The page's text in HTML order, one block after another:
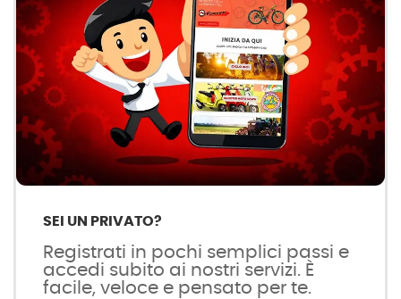
SEI UN PRIVATO?
Registrati in pochi semplici passi e
accedi subito ai nostri servizi. È
facile, veloce e pensato per te.